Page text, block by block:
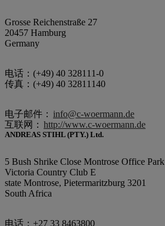
Grosse Reichenstraße 27
20457 Hamburg
Germany
电话：(+49) 40 328111-0
传真：(+49) 40 32811140
电子邮件： info@c-woermann.de
互联网： http://www.c-woermann.de
ANDREAS STIHL (PTY.) Ltd.
5 Bush Shrike Close Montrose Office Park
Victoria Country Club E
state Montrose, Pietermaritzburg 3201
South Africa
电话：+27 33 8463800